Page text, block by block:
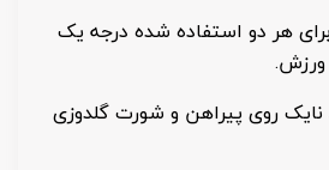
هر دو استفاده شده درجه یک
نایک روی پیراهن و شورت گلدوزی